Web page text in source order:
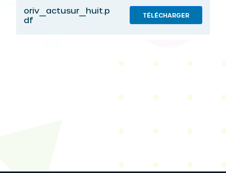
oriv_actusur_huit.p
df
TÉLÉCHARGER